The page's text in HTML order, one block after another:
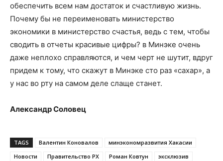
обеспечить всем нам достаток и счастливую жизнь.
Почему бы не переименовать министерство
экономики в министерство счастья, ведь с тем, чтобы
сводить в отчеты красивые цифры? в Минэке очень
даже неплохо справляются, и чем черт не шутит, вдруг
придем к тому, что скажут в Минэке сто раз «сахар», а
у нас во рту на самом деле слаще станет.
Александр Соловец
TAGS Валентин Коновалов
минэкономразвития Хакасии
Новости
Правительство РХ Роман Ковтун эксклюзив